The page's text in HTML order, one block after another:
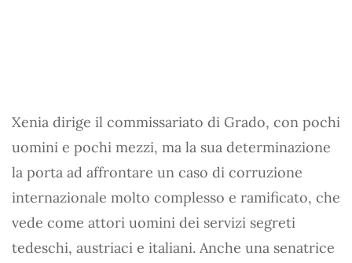
Xenia dirige il commissariato di Grado, con pochi
uomini e pochi mezzi, ma la sua determinazione
la porta ad affrontare un caso di corruzione
internazionale molto complesso e ramificato, che
vede come attori uomini dei servizi segreti
tedeschi, austriaci e italiani. Anche una senatrice